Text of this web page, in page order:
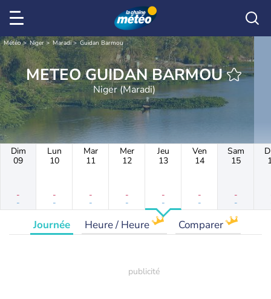
Météo Niger Maradi Guidan Barmou
METEO GUIDAN BARMOU
Niger (Maradi)
Dim
09
-
-
Lun
10
-
-
Mar
11
-
-
Mer
12
-
-
Jeu
13
-
-
Ven
14
-
-
Sam
15
-
-
Journée Heure / Heure Comparer